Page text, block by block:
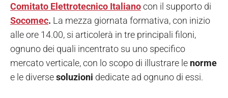
Comitato Elettrotecnico Italianocon il supporto di
Socomec. La mezza giornata formativa, con inizio
alle ore 14.00, si articolerà in tre principali filoni,
ognuno dei quali incentrato su uno specifico
mercato verticale, con lo scopo di illustrare le norme
e le diversesoluzioni dedicate ad ognuno di essi.